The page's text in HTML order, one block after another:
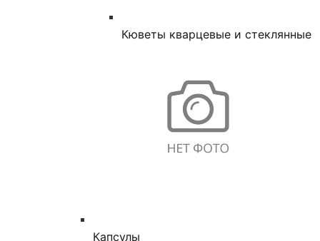
Кюветы кварцевые и стеклянные
Капсулы